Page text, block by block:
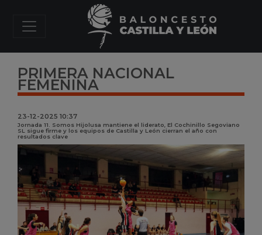
PRIMERA NACIONAL
FEMENINA
23-12-2025 10:37
Jornada 11. Somos Hijolusa mantiene el liderato, El Cochinillo Segoviano
SL sigue firme y los equipos de Castilla y León cierran el año con
resultados clave